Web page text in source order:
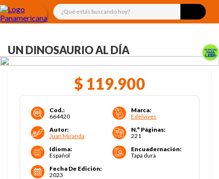
¿Qué estás buscando hoy?
UN DINOSAURIO AL DÍA
$ 119.900
Cod.:
664420
Marca:
Edelvives
Autor:
Juan Miranda
N.° Páginas:
221
Idioma:
Español
Encuadernación:
Tapa dura
Fecha De Edición:
2023